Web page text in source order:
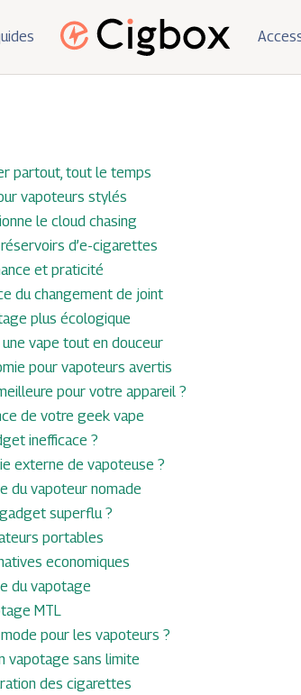
partout, tout le temps
vapoteurs stylés
le cloud chasing
d’e-cigarettes
et praticité
du changement de joint
plus écologique
vape tout en douceur
pour vapoteurs avertis
pour votre appareil ?
de votre geek vape
inefficace ?
externe de vapoteuse ?
du vapoteur nomade
superflu ?
portables
economiques
du vapotage
MTL
pour les vapoteurs ?
vapotage sans limite
des cigarettes